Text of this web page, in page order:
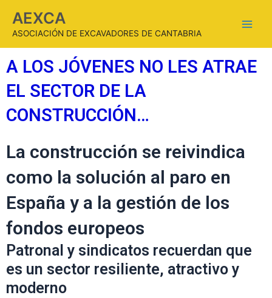
AEXCA
ASOCIACIÓN DE EXCAVADORES DE CANTABRIA
A LOS JÓVENES NO LES ATRAE
EL SECTOR DE LA
CONSTRUCCIÓN…
La construcción se reivindica
como la solución al paro en
España y a la gestión de los
fondos europeos
Patronal y sindicatos recuerdan que
es un sector resiliente, atractivo y
moderno